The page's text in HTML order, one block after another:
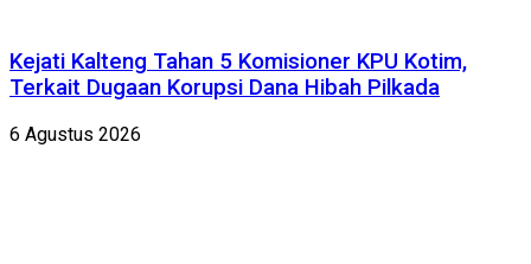
Kejati Kalteng Tahan 5 Komisioner KPU Kotim,
Terkait Dugaan Korupsi Dana Hibah Pilkada
6 Agustus 2026